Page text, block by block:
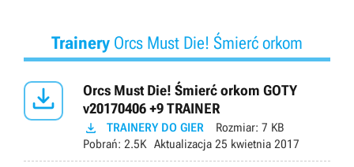
Trainery Orcs Must Die! Śmierć orkom

Orcs Must Die! Śmierć orkom GOTY
v20170406 +9 TRAINER
 TRAINERY DO GIER Rozmiar: 7 KB
Pobrań: 2.5K Aktualizacja 25 kwietnia 2017